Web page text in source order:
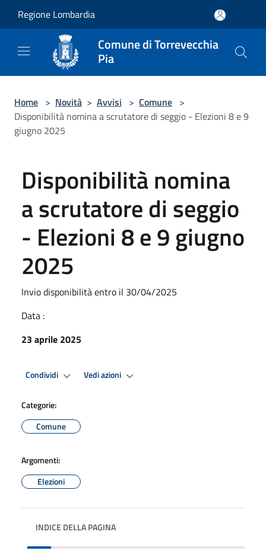
Regione Lombardia
Comune di Torrevecchia
Pia
Home > Novità > Avvisi > Comune >
Disponibilità nomina a scrutatore di seggio - Elezioni 8 e 9
giugno 2025
Disponibilità nomina
a scrutatore di seggio
- Elezioni 8 e 9 giugno
2025
Invio disponibilità entro il 30/04/2025
Data :
23 aprile 2025
Condividi Vedi azioni
Categorie:
Comune
Argomenti:
Elezioni
INDICE DELLA PAGINA